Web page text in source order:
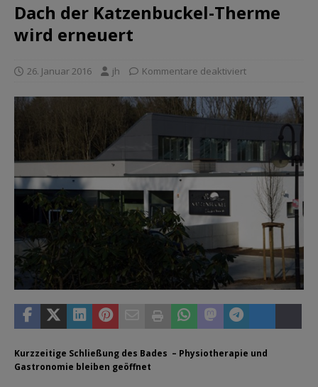
Dach der Katzenbuckel-Therme
wird erneuert
26. Januar 2016 jh Kommentare deaktiviert
Kurzzeitige Schließung des Bades – Physiotherapie und
Gastronomie bleiben geöffnet